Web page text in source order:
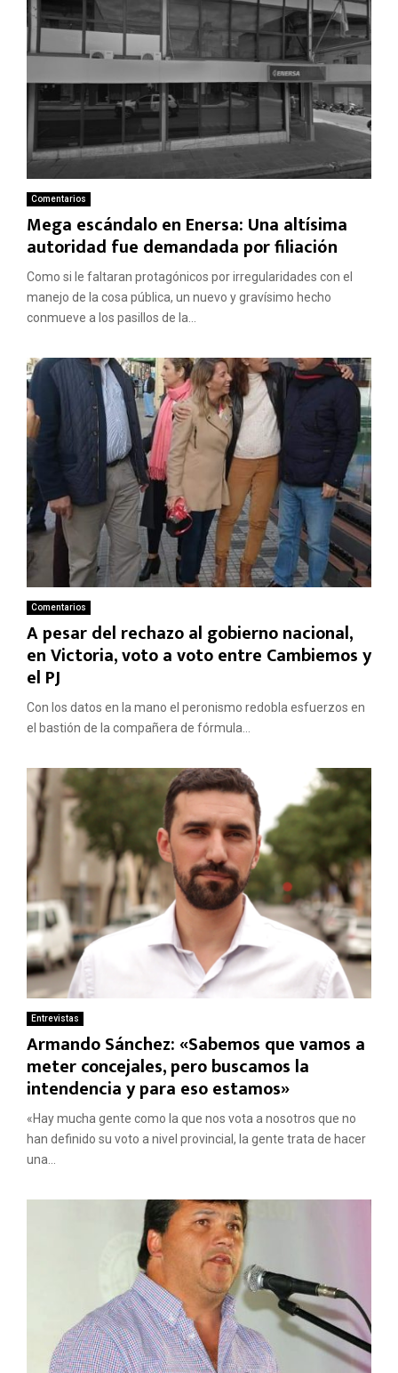
Comentarios
Mega escándalo en Enersa: Una altísima
autoridad fue demandada por filiación
Como si le faltaran protagónicos por irregularidades con el
manejo de la cosa pública, un nuevo y gravísimo hecho
conmueve a los pasillos de la...
Comentarios
A pesar del rechazo al gobierno nacional,
en Victoria, voto a voto entre Cambiemos y
el PJ
Con los datos en la mano el peronismo redobla esfuerzos en
el bastión de la compañera de fórmula...
Entrevistas
Armando Sánchez: «Sabemos que vamos a
meter concejales, pero buscamos la
intendencia y para eso estamos»
«Hay mucha gente como la que nos vota a nosotros que no
han definido su voto a nivel provincial, la gente trata de hacer
una...